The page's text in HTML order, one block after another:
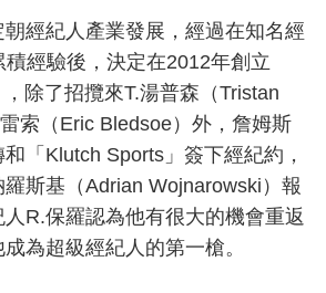
經紀人產業發展，經過在知名經
經驗後，決定在2012年創立
，除了招攬來T.湯普森（Tristan
索（Eric Bledsoe）外，詹姆斯
「Klutch Sports」簽下經紀約，
斯基（Adrian Wojnarowski）報
R.保羅認為他有很大的機會重返
為超級經紀人的第一槍。